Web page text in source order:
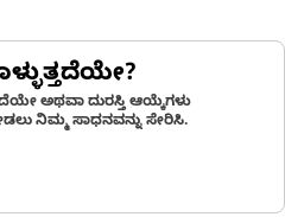
ಅಥವಾ ದುರಸ್ತಿ ಆಯ್ಕೆಗಳು
ನಿಮ್ಮ ಸಾಧನವನ್ನು ಸೇರಿಸಿ.